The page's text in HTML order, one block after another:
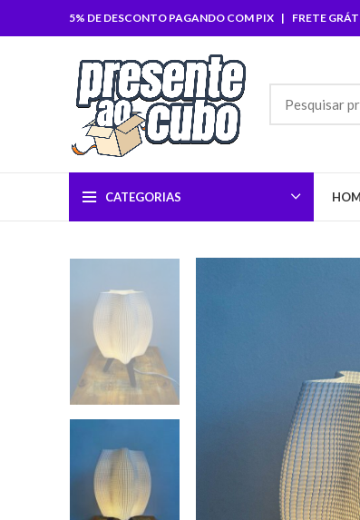
5% DE DESCONTO PAGANDO COM PIX | FRETE
CATEGORIAS